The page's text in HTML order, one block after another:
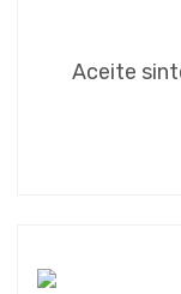
Aceite